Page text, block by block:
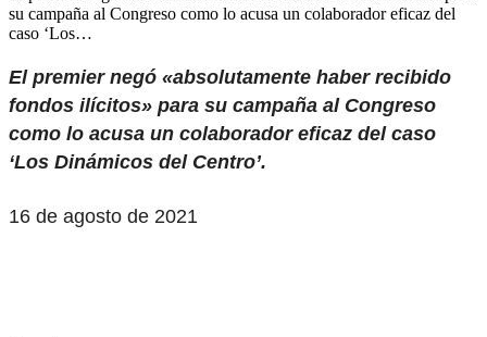
su campaña al Congreso como lo acusa un colaborador eficaz del
caso ‘Los…
El premier negó «absolutamente haber recibido
fondos ilícitos» para su campaña al Congreso
como lo acusa un colaborador eficaz del caso
‘Los Dinámicos del Centro’.
16 de agosto de 2021